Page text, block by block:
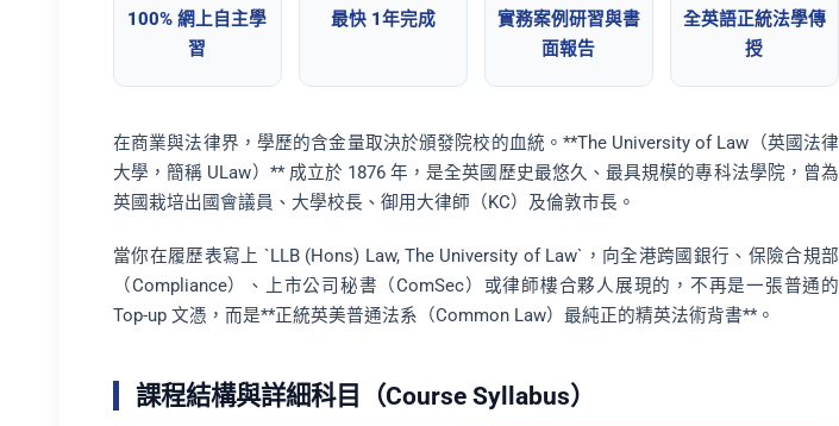
100% 網上自主學
習
最快 1年完成
實務案例研習與書
面報告
全英語正統法學傳
授
在商業與法律界，學歷的含金量取決於頒發院校的血統。**The University of Law（英國法律
大學，簡稱 ULaw）** 成立於 1876 年，是全英國歷史最悠久、最具規模的專科法學院，曾為
英國栽培出國會議員、大學校長、御用大律師（KC）及倫敦市長。
當你在履歷表寫上 `LLB (Hons) Law, The University of Law`，向全港跨國銀行、保險合規部
（Compliance）、上市公司秘書（ComSec）或律師樓合夥人展現的，不再是一張普通的
Top-up 文憑，而是**正統英美普通法系（Common Law）最純正的精英法術背書**。
課程結構與詳細科目（Course Syllabus）